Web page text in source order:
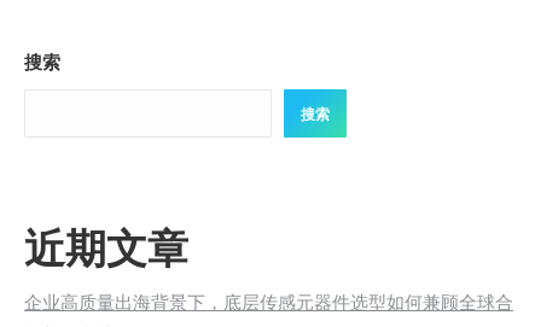
搜索
搜索
近期文章
企业高质量出海背景下，底层传感元器件选型如何兼顾全球合